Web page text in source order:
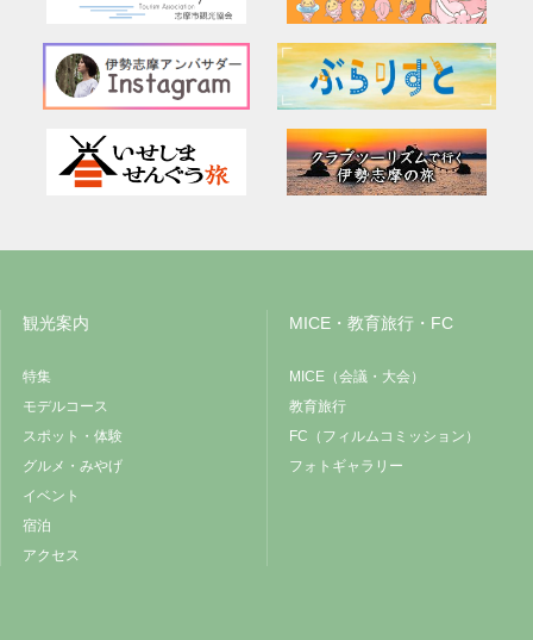
観光案内
特集
モデルコース
スポット・体験
グルメ・みやげ
イベント
宿泊
アクセス
MICE・教育旅行・FC
MICE（会議・大会）
教育旅行
FC（フィルムコミッション）
フォトギャラリー